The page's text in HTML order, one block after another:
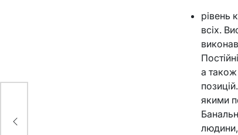
рівень
всіх.
а також
якими